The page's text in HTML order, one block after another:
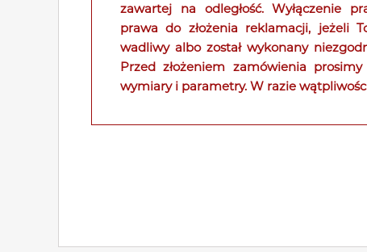
zawartej na odległość. Wyłączenie
prawa do złożenia reklamacji, jeżeli
wadliwy albo został wykonany
Przed złożeniem zamówienia
wymiary i parametry. W razie